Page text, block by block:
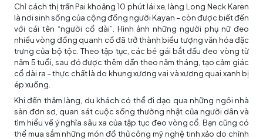
Chỉ cách thị trấn Pai khoảng 10 phút lái xe, làng Long Neck Karen
là nơi sinh sống của cộng đồng người Kayan – còn được biết đến
với cái tên “người cổ dài”. Hình ảnh những người phụ nữ đeo
nhiều vòng đồng quanh cổ đã trở thành biểu tượng văn hóa đặc
trưng của bộ tộc. Theo tập tục, các bé gái bắt đầu đeo vòng từ
năm 5 tuổi, sau đó được thêm dần theo năm tháng, tạo cảm giác
cổ dài ra – thực chất là do khung xương vai và xương quai xanh bị
ép xuống.
Khi đến thăm làng, du khách có thể đi dạo qua những ngôi nhà
sàn đơn sơ, quan sát cuộc sống thường nhật của người dân và
tìm hiểu về ý nghĩa sâu xa của tập tục đeo vòng cổ. Bạn cũng có
thể mua sắm những món đồ thủ công mỹ nghệ tinh xảo do chính